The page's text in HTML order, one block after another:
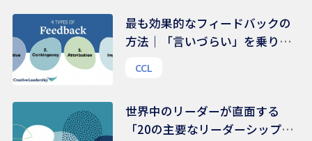
最も効果的なフィードバックの
方法｜「言いづらい」を乗り越
CCL
世界中のリーダーが直面する
「20の主要なリーダーシップ課